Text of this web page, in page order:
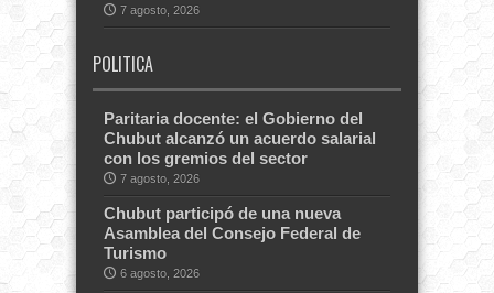
7 agosto, 2026
POLITICA
Paritaria docente: el Gobierno del
Chubut alcanzó un acuerdo salarial
con los gremios del sector
7 agosto, 2026
Chubut participó de una nueva
Asamblea del Consejo Federal de
Turismo
6 agosto, 2026